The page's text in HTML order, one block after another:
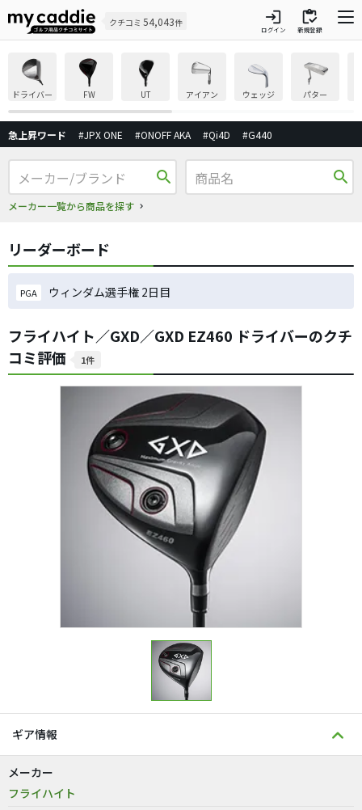
クチコミ 54,043件 login
ログイン
inventory
新規登録
ドライバー FW UT アイアン ウェッジ パター
急上昇ワード #JPX ONE #ONOFF AKA #Qi4D #G440
search
メーカー一覧から商品を探す
search
リーダーボード
PGA ウィンダム選手権 2日目
フライハイト／GXD／GXD EZ460 ドライバーのクチ
コミ評価
1件
ギア情報
メーカー
フライハイト